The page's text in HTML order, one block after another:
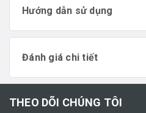
Hướng dẫn sử dụng
Đánh giá chi tiết
THEO DÕI CHÚNG TÔI